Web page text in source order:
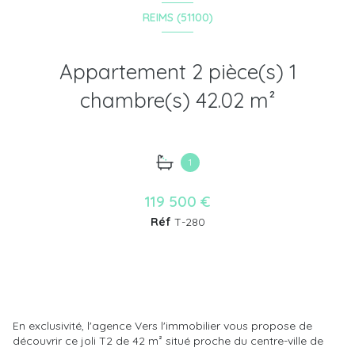
REIMS (51100)
Appartement 2 pièce(s) 1
chambre(s) 42.02 m²
1
119 500 €
Réf T-280
En exclusivité, l'agence Vers l'immobilier vous propose de
découvrir ce joli T2 de 42 m² situé proche du centre-ville de